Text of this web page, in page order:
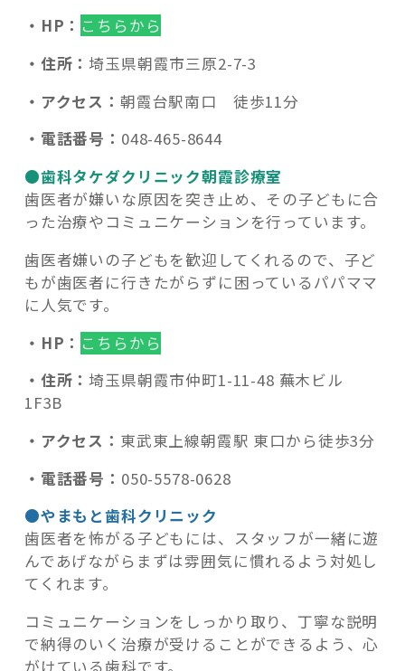
・HP： こちらから
・住所：埼玉県朝霞市三原2-7-3
・アクセス： 朝霞台駅南口 徒歩11分
・電話番号： 048-465-8644
●歯科タケダクリニック朝霞診療室
歯医者が嫌いな原因を突き止め、その子どもに合
った治療やコミュニケーションを行っています。
歯医者嫌いの子どもを歓迎してくれるので、子ど
もが歯医者に行きたがらずに困っているパパママ
に人気です。
・HP： こちらから
・住所：埼玉県朝霞市仲町1-11-48 蕪木ビル
1F3B
・アクセス： 東武東上線朝霞駅 東口から徒歩3分
・電話番号： 050-5578-0628
●やまもと歯科クリニック
歯医者を怖がる子どもには、スタッフが一緒に遊
んであげながらまずは雰囲気に慣れるよう対処し
てくれます。
コミュニケーションをしっかり取り、丁寧な説明
で納得のいく治療が受けることができるよう、心
がけている歯科です。